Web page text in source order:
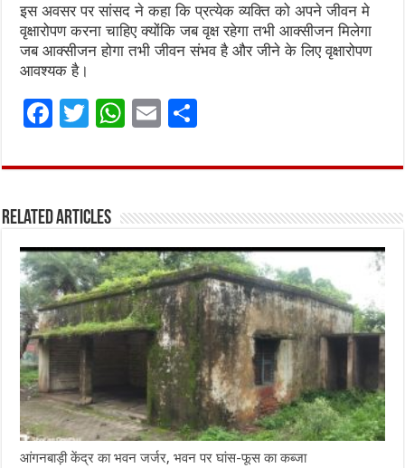
इस अवसर पर सांसद ने कहा कि प्रत्येक व्यक्ति को अपने जीवन मे
वृक्षारोपण करना चाहिए क्योंकि जब वृक्ष रहेगा तभी आक्सीजन मिलेगा
जब आक्सीजन होगा तभी जीवन संभव है और जीने के लिए वृक्षारोपण
आवश्यक है।
F
ce
o
o
k
T
it
r
W
at
A
p
p
E
ai ar
Related Articles
आंगनबाड़ी केंद्र का भवन जर्जर, भवन पर घांस-फूस का कब्जा